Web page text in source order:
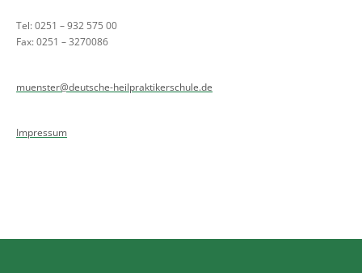
Tel: 0251 – 932 575 00
Fax: 0251 – 3270086
muenster@deutsche-heilpraktikerschule.de
Impressum